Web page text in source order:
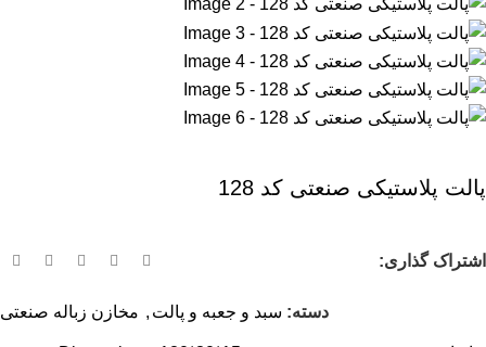
پالت پلاستیکی صنعتی کد 128
اشتراک گذاری:
دسته: سبد و جعبه و پالت , مخازن زباله صنعتی